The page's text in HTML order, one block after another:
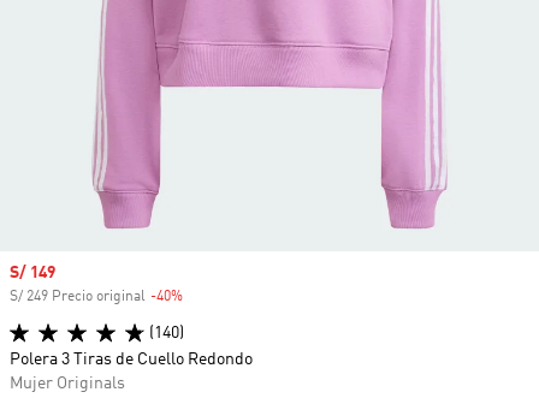
Precio de venta
S/ 149
S/ 249 Precio original -40%
(140)
Polera 3 Tiras de Cuello Redondo
Mujer Originals